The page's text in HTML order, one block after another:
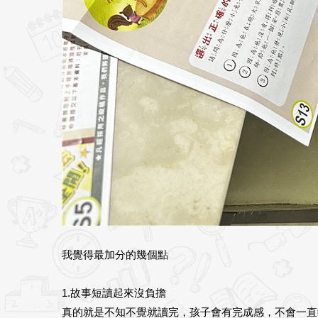
我覺得最加分的幾個點
1.故事短讀起來沒負擔
真的就是不知不覺就讀完，孩子會有完成感，不會一